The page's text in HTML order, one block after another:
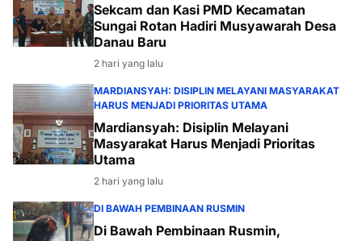
Sekcam dan Kasi PMD Kecamatan
Sungai Rotan Hadiri Musyawarah Desa
Danau Baru
2 hari yang lalu
MARDIANSYAH: DISIPLIN MELAYANI MASYARAKAT
HARUS MENJADI PRIORITAS UTAMA
Mardiansyah: Disiplin Melayani
Masyarakat Harus Menjadi Prioritas
Utama
2 hari yang lalu
DI BAWAH PEMBINAAN RUSMIN
Di Bawah Pembinaan Rusmin,